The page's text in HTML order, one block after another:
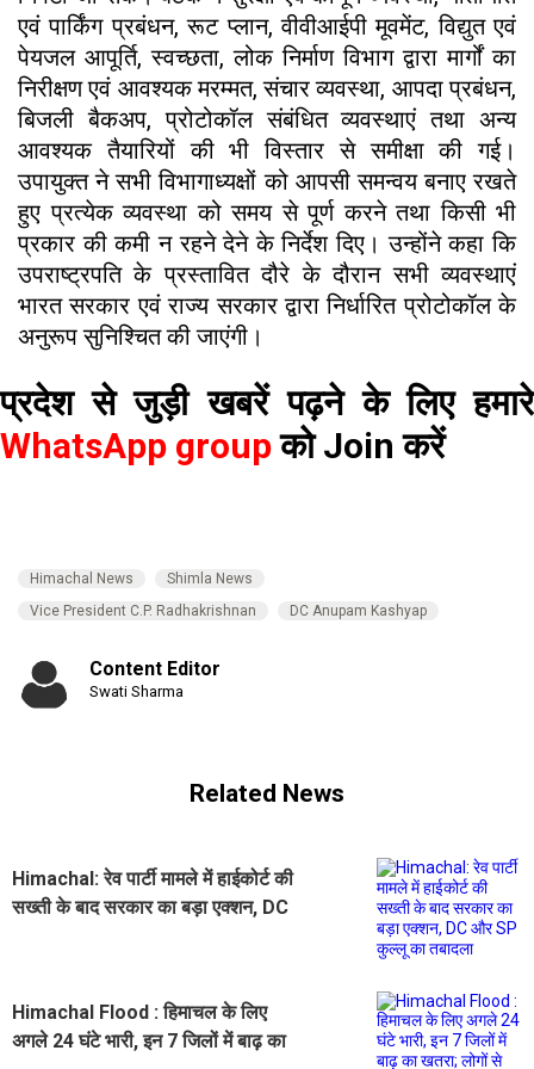
एवं पार्किंग प्रबंधन, रूट प्लान, वीवीआईपी मूवमेंट, विद्युत एवं
पेयजल आपूर्ति, स्वच्छता, लोक निर्माण विभाग द्वारा मार्गों का
निरीक्षण एवं आवश्यक मरम्मत, संचार व्यवस्था, आपदा प्रबंधन,
बिजली बैकअप, प्रोटोकॉल संबंधित व्यवस्थाएं तथा अन्य
आवश्यक तैयारियों की भी विस्तार से समीक्षा की गई।
उपायुक्त ने सभी विभागाध्यक्षों को आपसी समन्वय बनाए रखते
हुए प्रत्येक व्यवस्था को समय से पूर्ण करने तथा किसी भी
प्रकार की कमी न रहने देने के निर्देश दिए। उन्होंने कहा कि
उपराष्ट्रपति के प्रस्तावित दौरे के दौरान सभी व्यवस्थाएं
भारत सरकार एवं राज्य सरकार द्वारा निर्धारित प्रोटोकॉल के
अनुरूप सुनिश्चित की जाएंगी।
प्रदेश से जुड़ी खबरें पढ़ने के लिए हमारे
WhatsApp groupको Join करें
Himachal News
Shimla News
Vice President C.P. Radhakrishnan
DC Anupam Kashyap
Content Editor
Swati Sharma
Related News
Himachal: रेव पार्टी मामले में हाईकोर्ट की
सख्ती के बाद सरकार का बड़ा एक्शन, DC
Himachal Flood : हिमाचल के लिए
अगले 24 घंटे भारी, इन 7 जिलों में बाढ़ का